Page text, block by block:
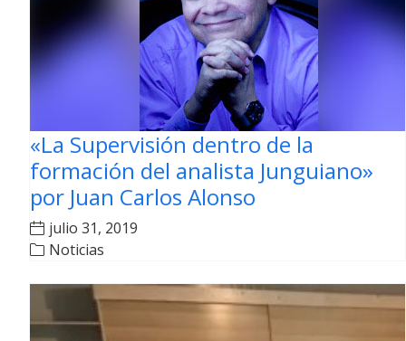
«La Supervisión dentro de la
formación del analista Junguiano»
por Juan Carlos Alonso
julio 31, 2019
Noticias